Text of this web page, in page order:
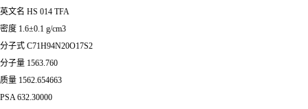
英文名 HS 014 TFA
密度 1.6±0.1 g/cm3
分子式 C71H94N20O17S2
分子量 1563.760
质量 1562.654663
PSA 632.30000